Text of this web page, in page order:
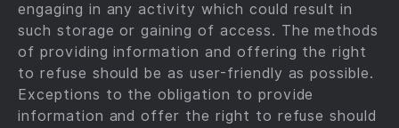
engaging in any activity which could result in
such storage or gaining of access. The methods
of pro­viding information and offering the right
to refuse should be as user-friendly as possible.
Exceptions to the obligation to provide
information and offer the right to refuse should